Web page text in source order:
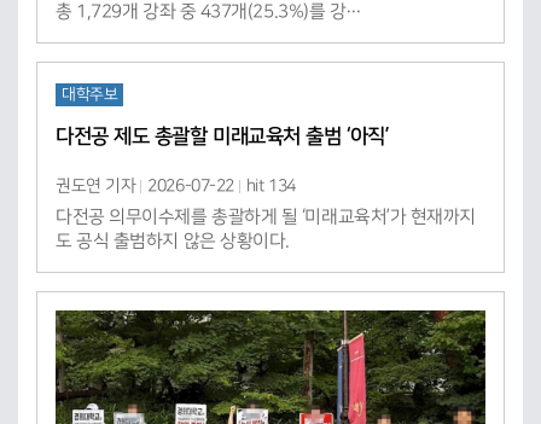
총 1,729개 강좌 중 437개(25.3%)를 강…
대학주보
다전공 제도 총괄할 미래교육처 출범 ‘아직’
권도연 기자 2026-07-22
hit 134
다전공 의무이수제를 총괄하게 될 ‘미래교육처’가 현재까지
도 공식 출범하지 않은 상황이다.